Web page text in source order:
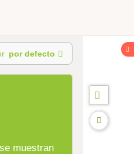
por defecto
se muestran